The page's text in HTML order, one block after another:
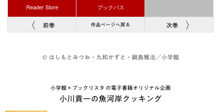
Reader Store ブックパス
前巻 作品ページへ戻る 次巻
© はしもとみつお・九和かずと・鍋島雅治／小学館
小学館×ブックリスタ の電子書籍オリジナル企画
小川貢一の魚河岸クッキング